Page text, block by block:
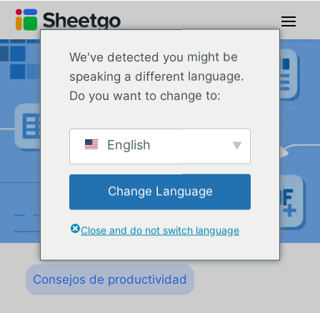
Consejos de productividad
We've detected you might be
speaking a different language.
Do you want to change to:
English
Change Language
Close and do not switch language